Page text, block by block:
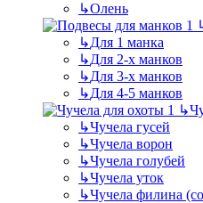
↳Олень
↳Для 1 манка
↳Для 2-х манков
↳Для 3-х манков
↳Для 4-5 манков
↳
↳Чучела гусей
↳Чучела ворон
↳Чучела голубей
↳Чучела уток
↳Чучела филина